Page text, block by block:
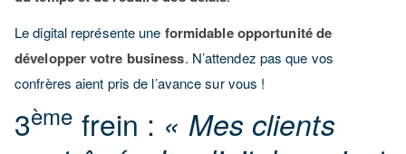
Le digital représente une formidable opportunité de
développer votre business. N’attendez pas que vos
confrères aient pris de l’avance sur vous !
3ème frein : « Mes clients